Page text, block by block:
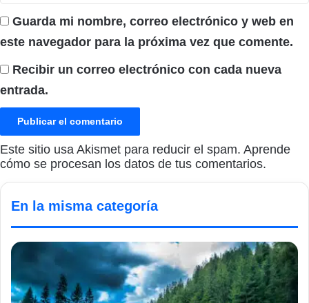
Guarda mi nombre, correo electrónico y web en
este navegador para la próxima vez que comente.
Recibir un correo electrónico con cada nueva
entrada.
Este sitio usa Akismet para reducir el spam. Aprende
cómo se procesan los datos de tus comentarios.
En la misma categoría